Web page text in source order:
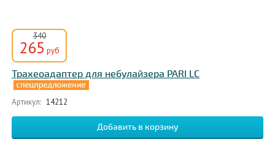
340
265 руб
Трахеоадаптер для небулайзера PARI LC
Артикул: 14212